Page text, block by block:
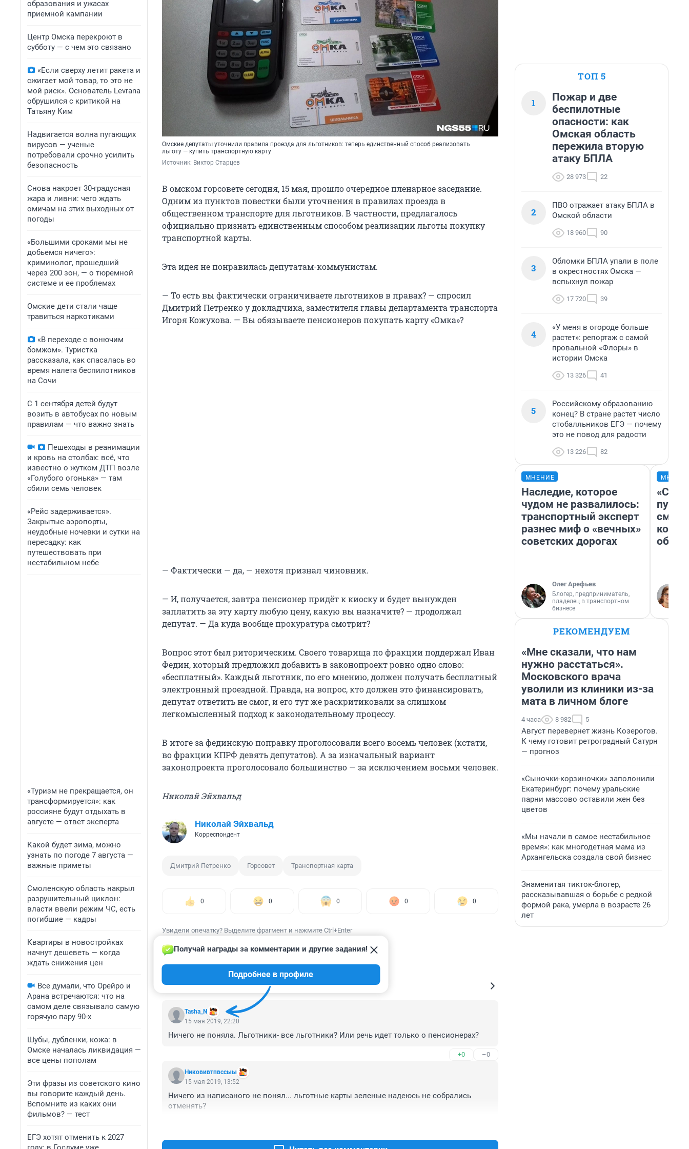
образования и ужасах
приемной кампании
Центр Омска перекроют в
субботу — с чем это связано
«Если сверху летит ракета и
сжигает мой товар, то это не
мой риск». Основатель Levrana
обрушился с критикой на
Татьяну Ким
Надвигается волна пугающих
вирусов — ученые
потребовали срочно усилить
безопасность
Снова накроет 30-градусная
жара и ливни: чего ждать
омичам на этих выходных от
погоды
«Большими сроками мы не
добьемся ничего»:
криминолог, прошедший
через 200 зон, — о тюремной
системе и ее проблемах
Омские дети стали чаще
травиться наркотиками
«В переходе с вонючим
бомжом». Туристка
рассказала, как спасалась во
время налета беспилотников
на Сочи
С 1 сентября детей будут
возить в автобусах по новым
правилам — что важно знать
Пешеходы в реанимации
и кровь на столбах: всё, что
известно о жутком ДТП возле
«Голубого огонька» — там
сбили семь человек
«Рейс задерживается».
Закрытые аэропорты,
неудобные ночевки и сутки на
пересадку: как
путешествовать при
нестабильном небе
«Туризм не прекращается, он
трансформируется»: как
россияне будут отдыхать в
августе — ответ эксперта
Какой будет зима, можно
узнать по погоде 7 августа —
важные приметы
Смоленскую область накрыл
разрушительный циклон:
власти ввели режим ЧС, есть
погибшие — кадры
Квартиры в новостройках
начнут дешеветь — когда
ждать снижения цен
Все думали, что Орейро и
Арана встречаются: что на
самом деле связывало самую
горячую пару 90-х
Шубы, дубленки, кожа: в
Омске началась ликвидация —
все цены пополам
Эти фразы из советского кино
вы говорите каждый день.
Вспомните из каких они
фильмов? — тест
ЕГЭ хотят отменить к 2027
Омские депутаты уточнили правила проезда для льготников: теперь единственный способ реализовать
льготу — купить транспортную карту
Источник: Виктор Старцев
В омском горсовете сегодня, 15 мая, прошло очередное пленарное заседание.
Одним из пунктов повестки были уточнения в правилах проезда в
общественном транспорте для льготников. В частности, предлагалось
официально признать единственным способом реализации льготы покупку
транспортной карты.
Эта идея не понравилась депутатам-коммунистам.
— То есть вы фактически ограничиваете льготников в правах? — спросил
Дмитрий Петренко у докладчика, заместителя главы департамента транспорта
Игоря Кожухова. — Вы обязываете пенсионеров покупать карту «Омка»?
— Фактически — да, — нехотя признал чиновник.
— И, получается, завтра пенсионер придёт к киоску и будет вынужден
заплатить за эту карту любую цену, какую вы назначите? — продолжал
депутат. — Да куда вообще прокуратура смотрит?
Вопрос этот был риторическим. Своего товарища по фракции поддержал Иван
Федин, который предложил добавить в законопроект ровно одно слово:
«бесплатный». Каждый льготник, по его мнению, должен получать бесплатный
электронный проездной. Правда, на вопрос, кто должен это финансировать,
депутат ответить не смог, и его тут же раскритиковали за слишком
легкомысленный подход к законодательному процессу.
В итоге за фединскую поправку проголосовали всего восемь человек (кстати,
во фракции КПРФ девять депутатов). А за изначальный вариант
законопроекта проголосовало большинство — за исключением восьми человек.
Николай Эйхвальд
Николай Эйхвальд
Корреспондент
Дмитрий Петренко Горсовет Транспортная карта
0 0 0 0 0
Увидели опечатку? Выделите фрагмент и нажмите Ctrl+Enter
КОММЕНТАРИИ 5
Tasha_N
Получай награды за комментарии и другие задания!
Подробнее в профиле
15 мая 2019, 22:20
Ничего не поняла. Льготники- все льготники? Или речь идет только о пенсионерах?
+0 –0
Никовивтпвссыы
15 мая 2019, 13:52
Ничего из написаного не понял... льготные карты зеленые надеюсь не собрались
отменять?
ТОП 5
1
Пожар и две
беспилотные
опасности: как
Омская область
пережила вторую
атаку БПЛА
28 973 22
2
ПВО отражает атаку БПЛА в
Омской области
18 960 90
3
Обломки БПЛА упали в поле
в окрестностях Омска —
вспыхнул пожар
17 720 39
4
«У меня в огороде больше
растет»: репортаж с самой
провальной «Флоры» в
истории Омска
13 326 41
5
Российскому образованию
конец? В стране растет число
стобалльников ЕГЭ — почему
это не повод для радости
13 226 82
МНЕНИЕ
Наследие, которое
чудом не развалилось:
транспортный эксперт
разнес миф о «вечных»
советских дорогах
Олег Арефьев
Блогер, предприниматель,
владелец в транспортном
бизнесе
РЕКОМЕНДУЕМ
«Мне сказали, что нам
нужно расстаться».
Московского врача
уволили из клиники из-за
мата в личном блоге
4 часа 8 982 5
Август перевернет жизнь Козерогов.
К чему готовит ретроградный Сатурн
— прогноз
«Сыночки-корзиночки» заполонили
Екатеринбург: почему уральские
парни массово оставили жен без
цветов
«Мы начали в самое нестабильное
время»: как многодетная мама из
Архангельска создала свой бизнес
Знаменитая тикток-блогер,
рассказывавшая о борьбе с редкой
формой рака, умерла в возрасте 26
лет